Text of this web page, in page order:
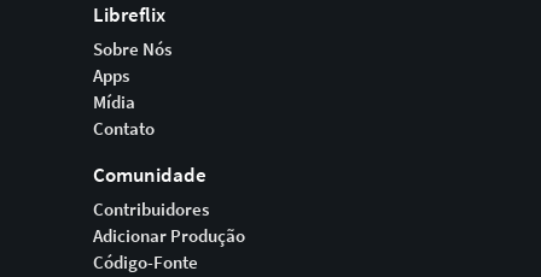
Libreflix
Sobre Nós
Apps
Mídia
Contato
Comunidade
Contribuidores
Adicionar Produção
Código-Fonte